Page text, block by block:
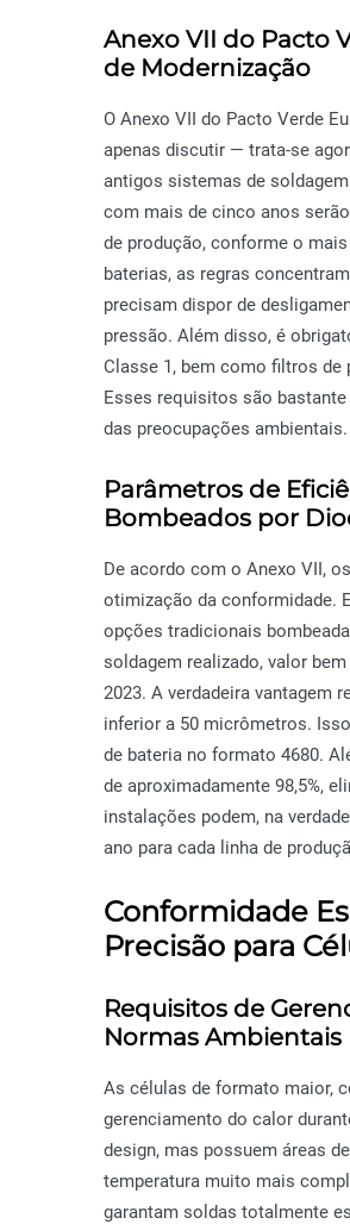
Anexo VII do Pacto
de Modernização
O Anexo VII do Pacto Verde
apenas discutir — trata-se
antigos sistemas de
com mais de cinco anos
de produção, conforme o
baterias, as regras
precisam dispor de
pressão. Além disso, é
Classe 1, bem como filtros de
Esses requisitos são
das preocupações ambientais.
Parâmetros de
Bombeados por
De acordo com o Anexo VII,
otimização da conformidade.
opções tradicionais
soldagem realizado, valor
2023. A verdadeira vantagem
inferior a 50 micrômetros.
de bateria no formato 4680.
de aproximadamente 98,5%,
instalações podem, na
ano para cada linha de
Conformidade
Precisão para
Requisitos de
Normas Ambientais
As células de formato maior,
gerenciamento do calor
design, mas possuem áreas
temperatura muito mais
garantam soldas totalmente